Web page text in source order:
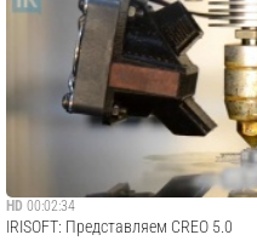
HD 00:02:34
IRISOFT: Представляем СREO 5.0